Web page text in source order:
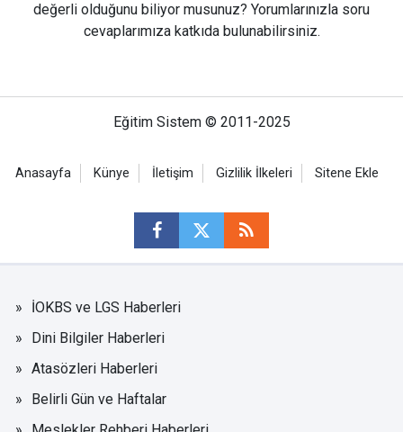
değerli olduğunu biliyor musunuz? Yorumlarınızla soru
cevaplarımıza katkıda bulunabilirsiniz.
Eğitim Sistem © 2011-2025
Anasayfa Künye İletişim Gizlilik İlkeleri Sitene Ekle
İOKBS ve LGS Haberleri
Dini Bilgiler Haberleri
Atasözleri Haberleri
Belirli Gün ve Haftalar